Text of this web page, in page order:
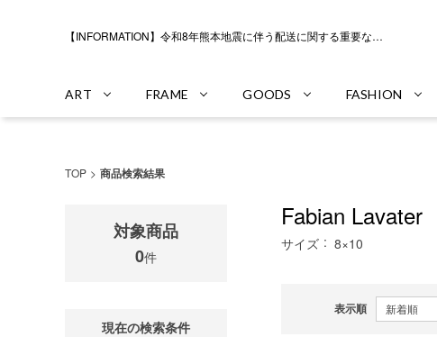
【INFORMATION】令和8年熊本地震に伴う配送に関する重要なお知らせ
ART FRAME GOODS FASHION
TOP 商品検索結果
対象商品
0件
現在の検索条件
Fabian Lavater
サイズ 8×10
表示順